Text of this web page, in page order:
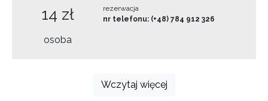
14 zł
osoba
rezerwacja
nr telefonu: (+48) 784 912 326
Wczytaj więcej